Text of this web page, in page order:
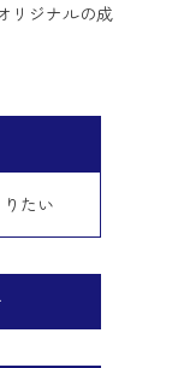
リジナルの成
たい